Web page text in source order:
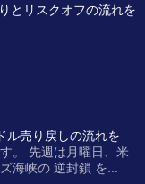
とリスクオフの流れを
ル売り戻しの流れを
。 先週は月曜日、米
海峡の 逆封鎖 を...